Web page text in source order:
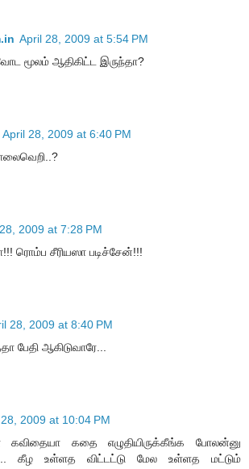
April 28, 2009 at 5:54 PM
மூலம் ஆதிகிட்ட இருந்தா?
April 28, 2009 at 6:40 PM
2009 at 7:28 PM
ரொம்ப சீரியஸா படிச்சேன்!!!
28, 2009 at 8:40 PM
பேதி ஆகிடுவாரே...
2009 at 10:04 PM
கவிதையா கதை எழுதியிருக்கீங்க போலன்னு
கீழ உள்ளத விட்டட்டு மேல உள்ளத மட்டும்